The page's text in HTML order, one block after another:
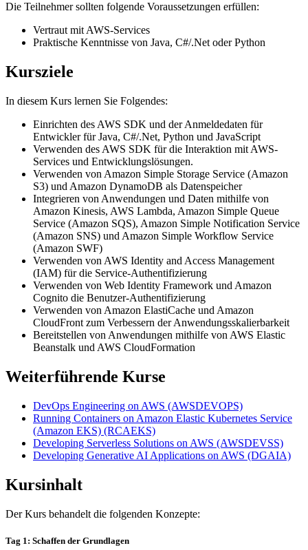
Die Teilnehmer sollten folgende Voraussetzungen erfüllen:
Vertraut mit AWS-Services
Praktische Kenntnisse von Java, C#/.Net oder Python
Kursziele
In diesem Kurs lernen Sie Folgendes:
Einrichten des AWS SDK und der Anmeldedaten für
Entwickler für Java, C#/.Net, Python und JavaScript
Verwenden des AWS SDK für die Interaktion mit AWS-
Services und Entwicklungslösungen.
Verwenden von Amazon Simple Storage Service (Amazon
S3) und Amazon DynamoDB als Datenspeicher
Integrieren von Anwendungen und Daten mithilfe von
Amazon Kinesis, AWS Lambda, Amazon Simple Queue
Service (Amazon SQS), Amazon Simple Notification Service
(Amazon SNS) und Amazon Simple Workflow Service
(Amazon SWF)
Verwenden von AWS Identity and Access Management
(IAM) für die Service-Authentifizierung
Verwenden von Web Identity Framework und Amazon
Cognito die Benutzer-Authentifizierung
Verwenden von Amazon ElastiCache und Amazon
CloudFront zum Verbessern der Anwendungsskalierbarkeit
Bereitstellen von Anwendungen mithilfe von AWS Elastic
Beanstalk und AWS CloudFormation
Weiterführende Kurse
DevOps Engineering on AWS (AWSDEVOPS)
Running Containers on Amazon Elastic Kubernetes Service
(Amazon EKS) (RCAEKS)
Developing Serverless Solutions on AWS (AWSDEVSS)
Developing Generative AI Applications on AWS (DGAIA)
Kursinhalt
Der Kurs behandelt die folgenden Konzepte:
Tag 1: Schaffen der Grundlagen